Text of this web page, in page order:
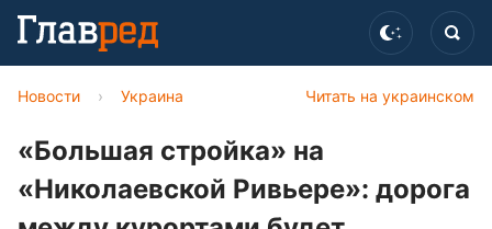
Читать на украинском
Новости › Украина
«Большая стройка» на
«Николаевской Ривьере»: дорога